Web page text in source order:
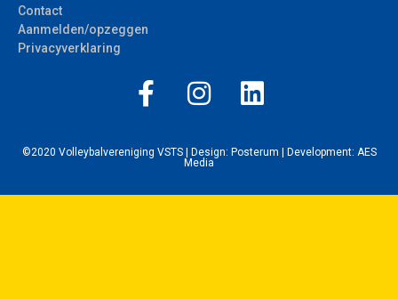
Contact
Aanmelden/opzeggen
Privacyverklaring
©2020 Volleybalvereniging VSTS | Design: Posterum | Development: AES
Media